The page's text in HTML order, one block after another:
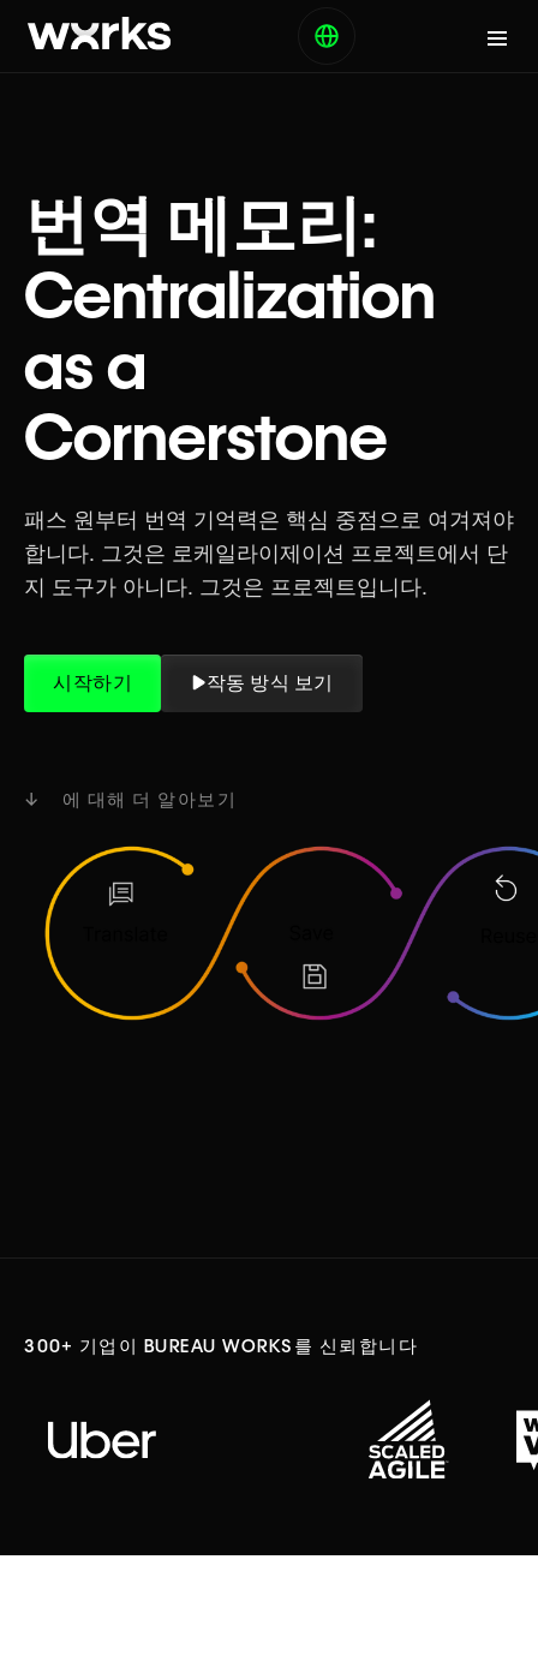
번역 메모리:
Centralization
as a
Cornerstone
패스 원부터 번역 기억력은 핵심 중점으로 여겨져야
합니다. 그것은 로케일라이제이션 프로젝트에서 단
지 도구가 아니다. 그것은 프로젝트입니다.
시작하기 작동 방식 보기
↓ 에 대해 더 알아보기
300+ 기업이 BUREAU WORKS를 신뢰합니다